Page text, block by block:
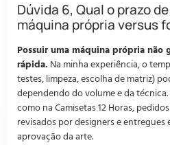
Dúvida 6, Qual o prazo
máquina própria versus
Possuir uma máquina própria não
rápida. Na minha experiência, o
testes, limpeza, escolha de matriz)
dependendo do volume e da
como na Camisetas 12 Horas,
revisados por designers e entregues
aprovação da arte.